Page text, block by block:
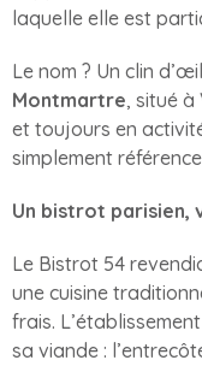
laquelle elle est
Le nom ? Un clin
Montmartre, situé à
et toujours en
simplement
Un bistrot parisien,
Le Bistrot 54
une cuisine
frais.
sa viande :